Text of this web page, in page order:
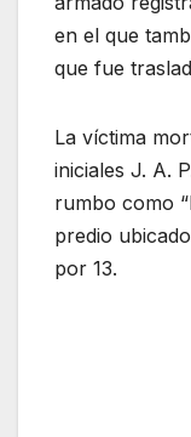
en el que
que fue
La víctima
iniciales J. A.
rumbo como
predio
por 13.